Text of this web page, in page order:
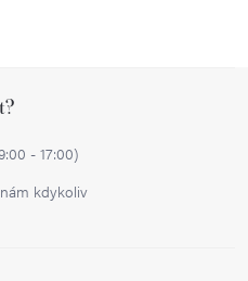
- 17:00)
kdykoliv